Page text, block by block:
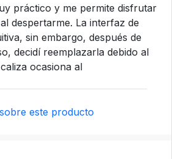
práctico y me permite disfrutar
despertarme. La interfaz de
sin embargo, después de
decidí reemplazarla debido al
ocasiona al
este producto